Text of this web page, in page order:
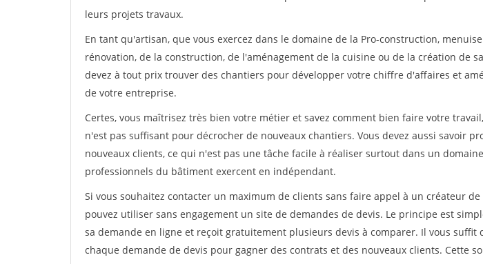
leurs projets travaux.
En tant qu'artisan, que vous exercez dans le domaine de la Pro-construction,
rénovation, de la construction, de l'aménagement de la cuisine ou de la création de
devez à tout prix trouver des chantiers pour développer votre chiffre d'affaires et
de votre entreprise.
Certes, vous maîtrisez très bien votre métier et savez comment bien faire votre
n'est pas suffisant pour décrocher de nouveaux chantiers. Vous devez aussi savoir
nouveaux clients, ce qui n'est pas une tâche facile à réaliser surtout dans un
professionnels du bâtiment exercent en indépendant.
Si vous souhaitez contacter un maximum de clients sans faire appel à un créateur de
pouvez utiliser sans engagement un site de demandes de devis. Le principe est
sa demande en ligne et reçoit gratuitement plusieurs devis à comparer. Il vous suffit
chaque demande de devis pour gagner des contrats et des nouveaux clients. Cette